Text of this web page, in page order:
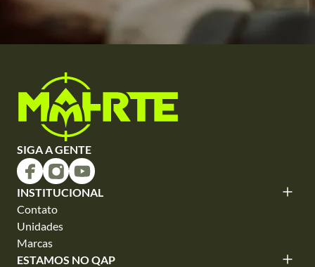
SIGA A GENTE
INSTITUCIONAL
Contato
Unidades
Marcas
ESTAMOS NO QAP